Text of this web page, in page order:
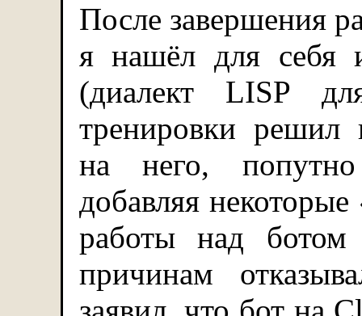
После завершения
я нашёл для себя
(диалект LISP
тренировки решил
на него,
добавляя
работы над
причинам